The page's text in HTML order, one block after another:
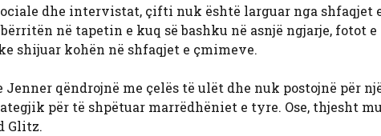
dhe intervistat, çifti nuk është larguar nga shfaqjet
në tapetin e kuq së bashku në asnjë ngjarje, fotot e
shijuar kohën në shfaqjet e çmimeve.
qëndrojnë me çelës të ulët dhe nuk postojnë për
për të shpëtuar marrëdhëniet e tyre. Ose, thjesht
Glitz.